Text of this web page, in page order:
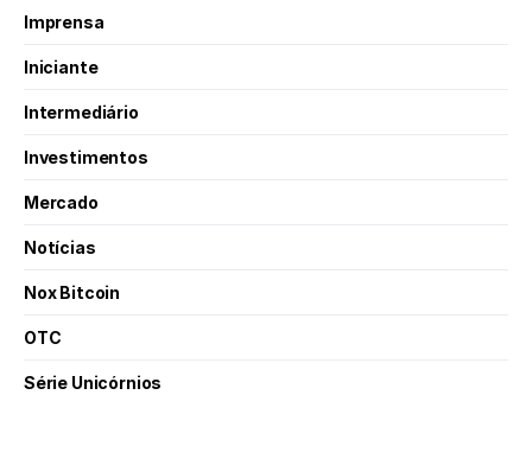
Imprensa
Iniciante
Intermediário
Investimentos
Mercado
Notícias
Nox Bitcoin
OTC
Série Unicórnios